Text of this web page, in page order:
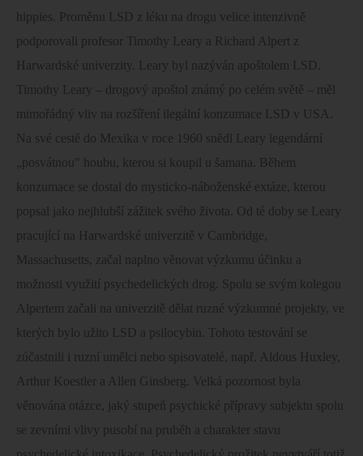
hippies. Proměnu LSD z léku na drogu velice intenzivně
podporovali profesor Timothy Leary a Richard Alpert z
Harwardské univerzity. Leary byl nazýván apoštolem LSD.
Timothy Leary – drogový apoštol známý po celém světě – měl
mimořádný vliv na rozšíření ilegální konzumace LSD v USA.
Na své cestě do Mexika v roce 1960 snědl Leary legendární
„posvátnou" houbu, kterou si koupil u šamana. Během
konzumace se dostal do mysticko-náboženské extáze, kterou
popsal jako nejhlubší zážitek svého života. Od té doby se Leary
pracující na Harwardské univerzitě v Cambridge,
Massachusetts, začal naplno věnovat výzkumu účinku a
možnosti využití psychedelických drog. Spolu se svým kolegou
Alpertem začali na univerzitě dělat ruzné výzkumné projekty, ve
kterých bylo užito LSD a psilocybin. Tohoto testování se
zúčastnili i ruzní umělci nebo spisovatelé, např. Aldous Huxley,
Arthur Koestler a Allen Ginsberg. Velká pozornost byla
věnována otázce, jaký stupeň psychické přípravy subjektu spolu
se zevními vlivy pusobí na pruběh a charakter stavu